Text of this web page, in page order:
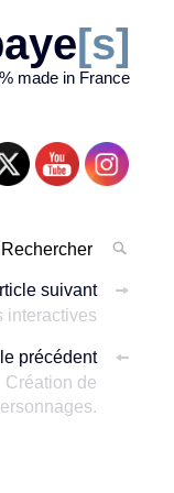
[s]
made in France
suivant
interactives
précédent
Création de